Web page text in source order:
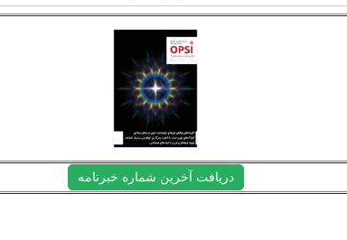
دریافت آخرین شماره خبرنامه